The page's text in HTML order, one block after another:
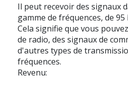
Il peut recevoir des signaux
gamme de fréquences, de 95
Cela signifie que vous
de radio, des signaux de
d'autres types de
fréquences.
Revenu: